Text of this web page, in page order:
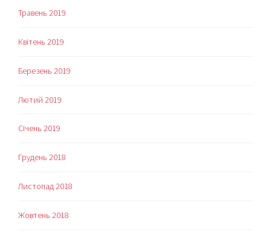
Травень 2019
Квітень 2019
Березень 2019
Лютий 2019
Січень 2019
Грудень 2018
Листопад 2018
Жовтень 2018